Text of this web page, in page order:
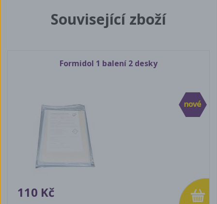
Související zboží
Formidol 1 balení 2 desky
110 Kč